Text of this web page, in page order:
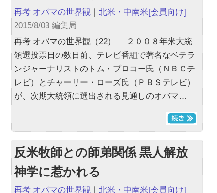
再考 オバマの世界観 ｜北米・中南米[会員向け]
2015/8/03 編集局
再考 オバマの世界観（22） ２００８年米大統
領選投票日の数日前、テレビ番組で著名なベテラ
ンジャーナリストのトム・ブロコー氏（ＮＢＣテ
レビ）とチャーリー・ローズ氏（ＰＢＳテレビ）
が、次期大統領に選出される見通しのオバマ…
反米牧師との師弟関係 黒人解放
神学に惹かれる
再考 オバマの世界観 ｜北米・中南米[会員向け]